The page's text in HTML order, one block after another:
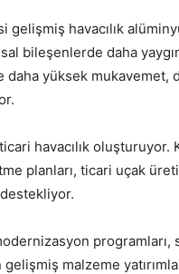
havacılık
bileşenlerde daha
daha yüksek mukavemet,
ticari havacılık
planları, ticari uçak
destekliyor.
malzeme